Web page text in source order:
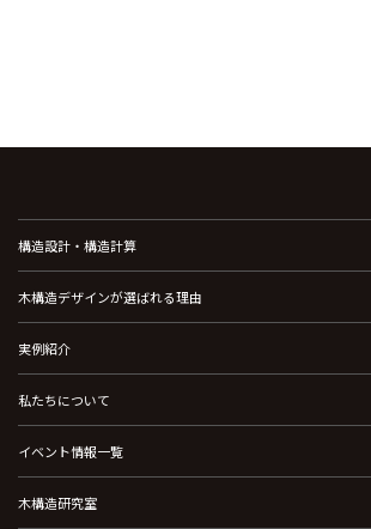
構造設計・構造計算
木構造デザインが選ばれる理由
実例紹介
私たちについて
イベント情報一覧
木構造研究室